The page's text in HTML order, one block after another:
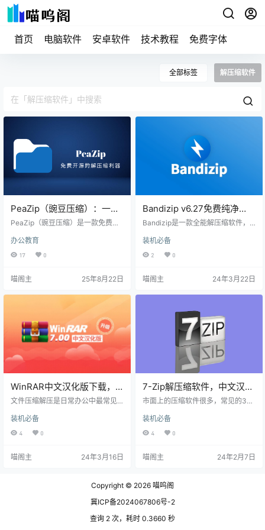
首页 电脑软件 安卓软件 技术教程 免费字体
全部标签 解压缩软件
PeaZip（豌豆压缩）：一款
免费开源的跨平台文件解压
PeaZip（豌豆压缩）是一款免费开
indows、Linux和macOS多种平
台，还支持7Z、ACE、ARC、BZ
00多种压缩格式及其变体。 与我们
供了丰富的文件管理功能。用户…
办公教育
17 0
喵阁主 25年8月22日
Bandizip v6.27免费纯净
版，评分最高的解压缩软件
Bandizip是一款全能解压缩软件，
用户所推荐，在微软应用商店更是
收获了4.8的高评分。 软件介绍 Ban
x), TAR, TGZ, LZH(lh7), ISO(joliet),
装机必备
2 0
喵阁主 24年3月22日
WinRAR中文汉化版下载，
使用率最高的解压缩软件
文件压缩解压是日常办公中最常见
有很多，比如数字开头的2345好
压、360压缩，还有很多人推荐的B
andiZip，以及我们之前介绍过的7-
WinRAR。即使是在目前Windows1
不下，可见这款软件的受欢迎程
件压缩、加密、打包和数据…
装机必备
4 0
喵阁主 24年3月16日
7-Zip解压缩软件，中文汉化
绿色版下载及安装
市面上的压缩软件很多，常见的360
inRAR、bandizip、7-Zip等，有些
有弹广告有些收费，但公认的是前
三种尽量不要用，谁用谁知道，后
主要介绍一下其中的7-Zip压缩软
开源，很多国内的压缩软件就是在
的…
装机必备
4 0
喵阁主 24年2月7日
Copyright © 2026 喵呜阁
冀ICP备2024067806号-2
查询 2 次，耗时 0.3660 秒